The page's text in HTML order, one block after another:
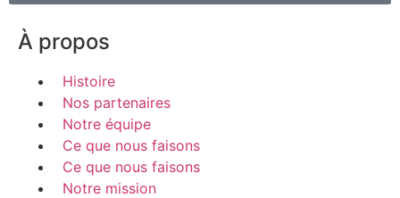
À propos
Histoire
Nos partenaires
Notre équipe
Ce que nous faisons
Ce que nous faisons
Notre mission